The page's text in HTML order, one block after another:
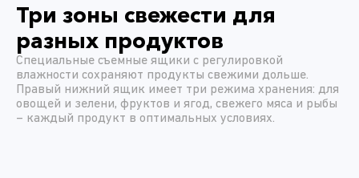
Три зоны свежести для
разных продуктов
Специальные съемные ящики с регулировкой
влажности сохраняют продукты свежими дольше.
Правый нижний ящик имеет три режима хранения: для
овощей и зелени, фруктов и ягод, свежего мяса и рыбы
– каждый продукт в оптимальных условиях.